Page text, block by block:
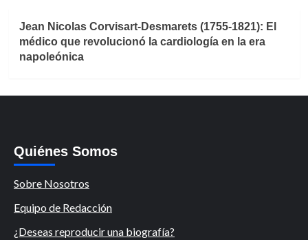
Jean Nicolas Corvisart-Desmarets (1755-1821): El
médico que revolucionó la cardiología en la era
napoleónica
Quiénes Somos
Sobre Nosotros
Equipo de Redacción
¿Deseas reproducir una biografía?